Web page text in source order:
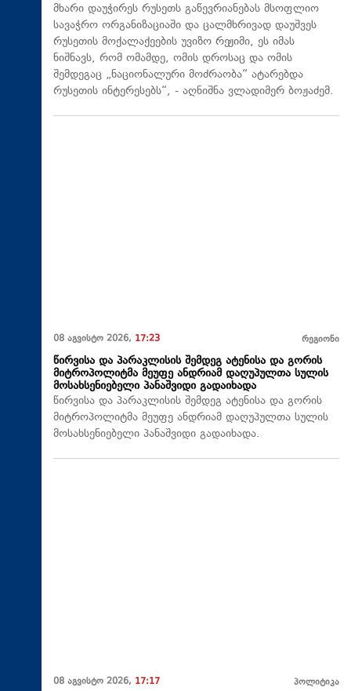
მხარი დაუჭირეს რუსეთს გაწევრიანებას მსოფლიო
სავაჭრო ორგანიზაციაში და ცალმხრივად დაუშვეს
რუსეთის მოქალაქეების უვიზო რეჟიმი, ეს იმას
ნიშნავს, რომ ომამდე, ომის დროსაც და ომის
შემდეგაც „ნაციონალური მოძრაობა“ ატარებდა
რუსეთის ინტერესებს“, - აღნიშნა ვლადიმერ ბოჟაძემ.
08 აგვისტო 2026, 17:23 რეგიონი
წირვისა და პარაკლისის შემდეგ ატენისა და გორის
მიტროპოლიტმა მეუფე ანდრიამ დაღუპულთა სულის
მოსახსენიებელი პანაშვიდი გადაიხადა
წირვისა და პარაკლისის შემდეგ ატენისა და გორის
მიტროპოლიტმა მეუფე ანდრიამ დაღუპულთა სულის
მოსახსენიებელი პანაშვიდი გადაიხადა.
08 აგვისტო 2026, 17:17 პოლიტიკა